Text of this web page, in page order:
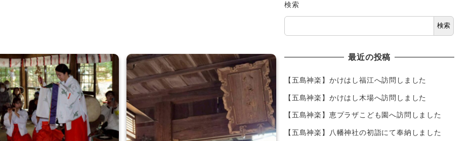
検索
検索
最近の投稿
【五島神楽】かけはし福江へ訪問しました
【五島神楽】かけはし木場へ訪問しました
【五島神楽】恵プラザこども園へ訪問しました
【五島神楽】八幡神社の初詣にて奉納しました